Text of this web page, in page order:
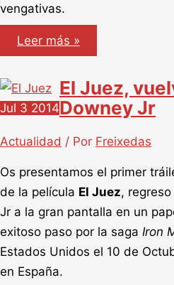
vengativas.
Viudas
Leer más »
Jul 3 2014
El Juez,
Downey Jr
Actualidad / Por Freixedas
Os presentamos el primer
de la película El Juez,
Jr a la gran pantalla en un
exitoso paso por la saga Iron
Estados Unidos el 10 de
en España.